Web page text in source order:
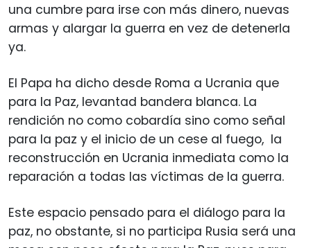
una cumbre para irse con más dinero, nuevas
armas y alargar la guerra en vez de detenerla
ya.
El Papa ha dicho desde Roma a Ucrania que
para la Paz, levantad bandera blanca. La
rendición no como cobardía sino como señal
para la paz y el inicio de un cese al fuego, la
reconstrucción en Ucrania inmediata como la
reparación a todas las víctimas de la guerra.
Este espacio pensado para el diálogo para la
paz, no obstante, si no participa Rusia será una